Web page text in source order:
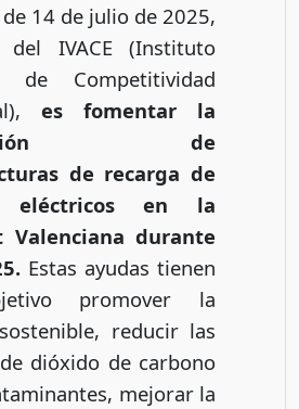
14 de julio de 2025,
IVACE (Instituto
de Competitividad
es fomentar la
de
de recarga de
eléctricos en la
Valenciana durante
Estas ayudas tienen
promover la
reducir las
dióxido de carbono
mejorar la